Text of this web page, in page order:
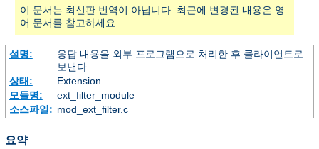
이 문서는 최신판 번역이 아닙니다. 최근에 변경된 내용은 영
어 문서를 참고하세요.
설명:
응답 내용을 외부 프로그램으로 처리한 후 클라이언트로
보낸다
상태:
Extension
모듈명:
ext_filter_module
소스파일: mod_ext_filter.c
요약